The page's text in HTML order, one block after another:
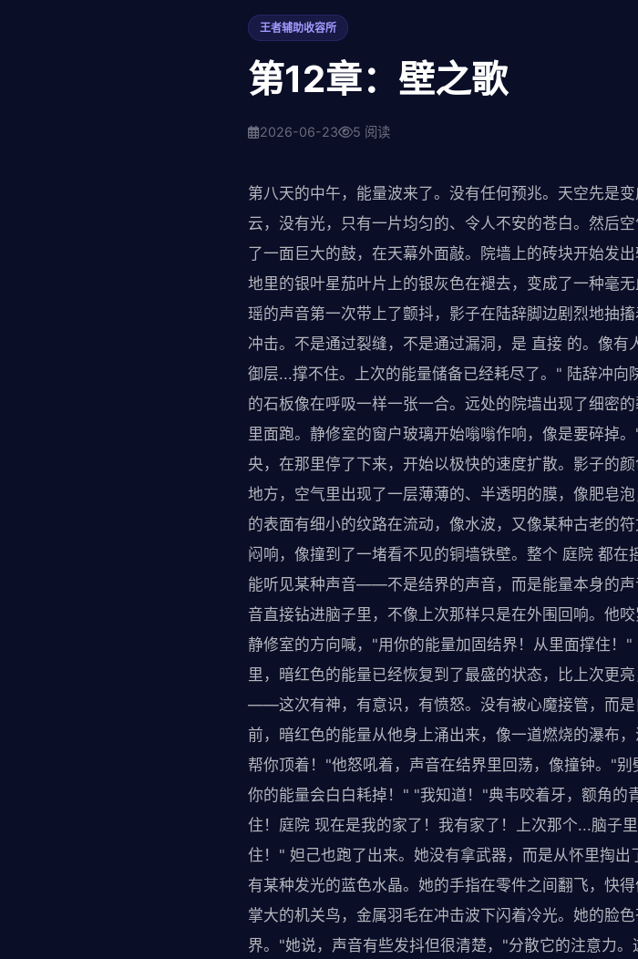
王者辅助收容所
第12章：壁之歌
2026-06-23 5 阅读
第八天的中午，能量波来了。没有任何预兆。天空先是
云，没有光，只有一片均匀的、令人不安的苍白。然后
了一面巨大的鼓，在天幕外面敲。院墙上的砖块开始发
地里的银叶星茄叶片上的银灰色在褪去，变成了一种毫
瑶的声音第一次带上了颤抖，影子在陆辞脚边剧烈地抽
冲击。不是通过裂缝，不是通过漏洞，是 直接 的。像
御层...撑不住。上次的能量储备已经耗尽了。" 陆辞冲
的石板像在呼吸一样一张一合。远处的院墙出现了细密
里面跑。静修室的窗户玻璃开始嗡嗡作响，像是要碎掉
央，在那里停了下来，开始以极快的速度扩散。影子的
地方，空气里出现了一层薄薄的、半透明的膜，像肥皂
的表面有细小的纹路在流动，像水波，又像某种古老的
闷响，像撞到了一堵看不见的铜墙铁壁。整个 庭院 都
能听见某种声音——不是结界的声音，而是能量本身的
音直接钻进脑子里，不像上次那样只是在外围回响。他
静修室的方向喊，"用你的能量加固结界！从里面撑住！
里，暗红色的能量已经恢复到了最盛的状态，比上次更
——这次有神，有意识，有愤怒。没有被心魔接管，而
前，暗红色的能量从他身上涌出来，像一道燃烧的瀑布
帮你顶着！"他怒吼着，声音在结界里回荡，像撞钟。"
你的能量会白白耗掉！" "我知道！"典韦咬着牙，额角
住！庭院 现在是我的家了！我有家了！上次那个...脑子
住！" 妲己也跑了出来。她没有拿武器，而是从怀里掏
有某种发光的蓝色水晶。她的手指在零件之间翻飞，快
掌大的机关鸟，金属羽毛在冲击波下闪着冷光。她的脸
界。"她说，声音有些发抖但很清楚，"分散它的注意力